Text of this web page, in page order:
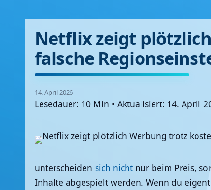
Netflix zeigt
falsche
14. April 2026
Lesedauer: 10 Min • Aktualisiert: 14. April
unterscheiden sich nichtnur beim Preis,
Inhalte abgespielt werden. Wenn du